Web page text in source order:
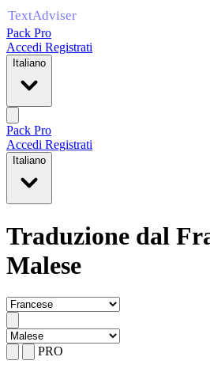
Pack Pro
Accedi Registrati
Italiano
Pack Pro
Accedi Registrati
Italiano
Traduzione dal
Malese
PRO